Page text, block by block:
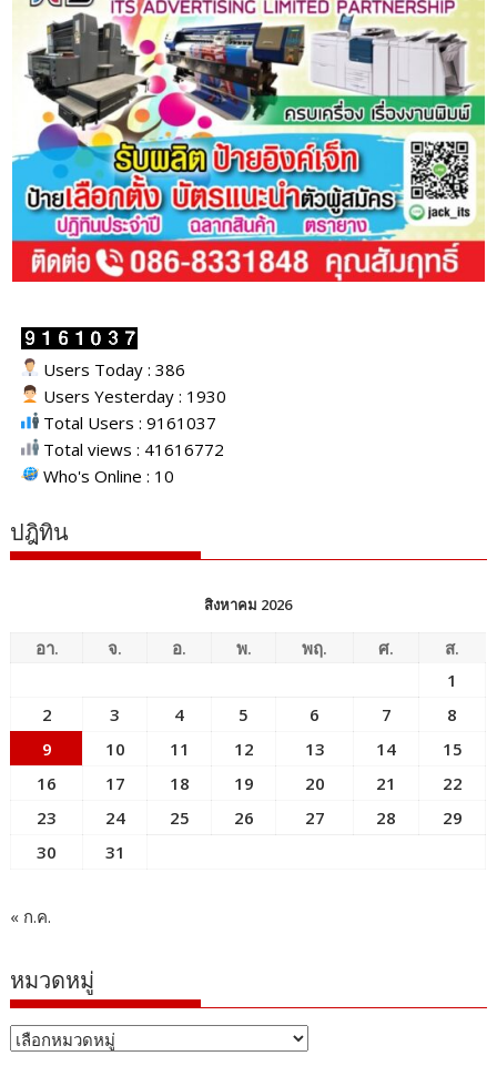
Users Today : 386
Users Yesterday : 1930
Total Users : 9161037
Total views : 41616772
Who's Online : 10
ปฎิทิน
สิงหาคม 2026
อา. จ. อ. พ. พฤ. ศ.
ส.
1
2
3 4 5 6 7
8
9
10 11 12 13 14
15
16
17 18 19 20 21
22
23
24 25 26 27 28
29
30
31
« ก.ค.
หมวดหมู่
หมวด